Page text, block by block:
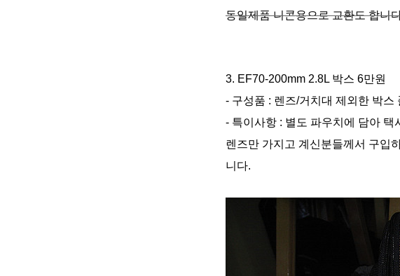
동일제품 니콘용으로 교환도 합니
3. EF70-200mm 2.8L 박스 6만원
- 구성품 : 렌즈/거치대 제외한 박
- 특이사항 : 별도 파우치에 담아
렌즈만 가지고 계신분들께서 구입
니다.